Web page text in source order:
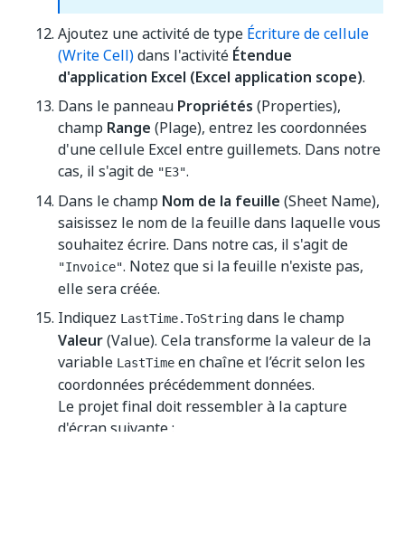
Ajoutez une activité de type Écriture de cellule
(Write Cell)dans l'activité Étendue
d'application Excel (Excel application scope).
Dans le panneau Propriétés (Properties),
champ Range (Plage), entrez les coordonnées
d'une cellule Excel entre guillemets. Dans notre
cas, il s'agit de "E3".
Dans le champ Nom de la feuille (Sheet Name),
saisissez le nom de la feuille dans laquelle vous
souhaitez écrire. Dans notre cas, il s'agit de
"Invoice". Notez que si la feuille n'existe pas,
elle sera créée.
Indiquez LastTime.ToString dans le champ
Valeur(Value). Cela transforme la valeur de la
variable LastTime en chaîne et l’écrit selon les
coordonnées précédemment données.
Le projet final doit ressembler à la capture
d'écran suivante :